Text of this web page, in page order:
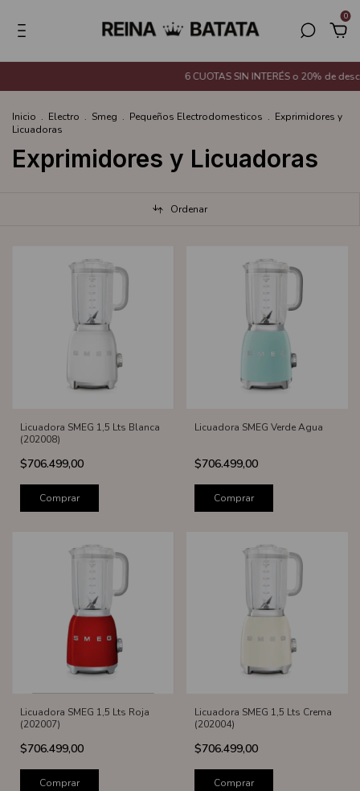
0
6 CUOTAS SIN INTERÉS o 20% de
Inicio . Electro . Smeg . Pequeños Electrodomesticos . Exprimidores y
Licuadoras
Exprimidores y Licuadoras
Ordenar
Licuadora SMEG 1,5 Lts Blanca
(202008)
$706.499,00
Comprar
Licuadora SMEG Verde Agua
$706.499,00
Comprar
Licuadora SMEG 1,5 Lts Roja
(202007)
$706.499,00
Comprar
Licuadora SMEG 1,5 Lts Crema
(202004)
$706.499,00
Comprar